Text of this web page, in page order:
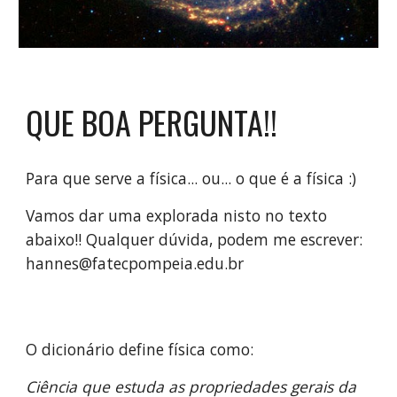
QUE BOA PERGUNTA!!
Para que serve a física... ou... o que é a física :)
Vamos dar uma explorada nisto no texto
abaixo!! Qualquer dúvida, podem me escrever:
hannes@fatecpompeia.edu.br
O dicionário define física como:
Ciência que estuda as propriedades gerais da